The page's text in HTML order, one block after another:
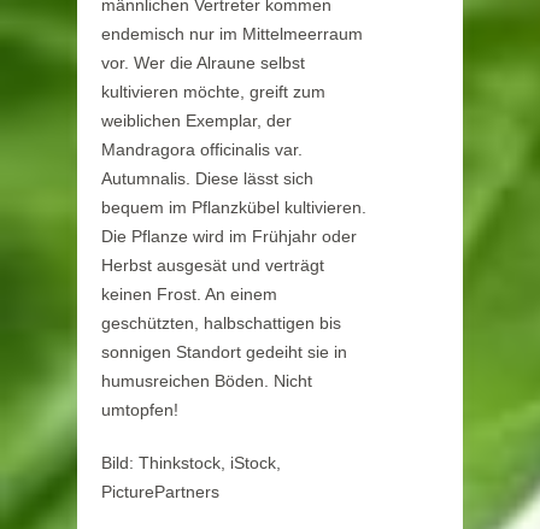
männlichen Vertreter kommen
endemisch nur im Mittelmeerraum
vor. Wer die Alraune selbst
kultivieren möchte, greift zum
weiblichen Exemplar, der
Mandragora officinalis var.
Autumnalis. Diese lässt sich
bequem im Pflanzkübel kultivieren.
Die Pflanze wird im Frühjahr oder
Herbst ausgesät und verträgt
keinen Frost. An einem
geschützten, halbschattigen bis
sonnigen Standort gedeiht sie in
humusreichen Böden. Nicht
umtopfen!
Bild: Thinkstock, iStock,
PicturePartners